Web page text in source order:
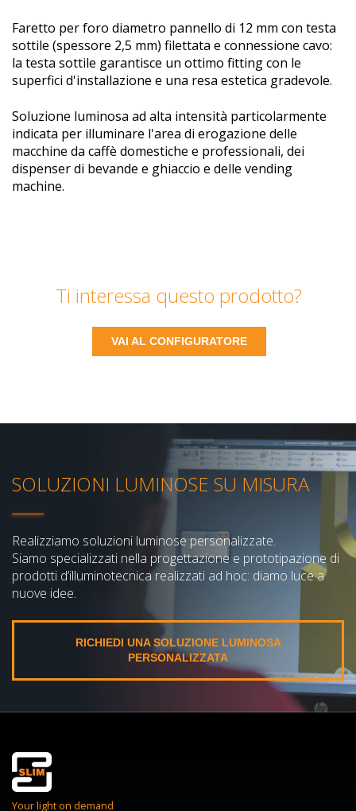
Faretto per foro diametro pannello di 12 mm con testa
sottile (spessore 2,5 mm) filettata e connessione cavo:
la testa sottile garantisce un ottimo fitting con le
superfici d'installazione e una resa estetica gradevole.
Soluzione luminosa ad alta intensità particolarmente
indicata per illuminare l'area di erogazione delle
macchine da caffè domestiche e professionali, dei
dispenser di bevande e ghiaccio e delle vending
machine.
Ti interessa questo prodotto?
VAI AL CONFIGURATORE
SOLUZIONI LUMINOSE SU MISURA
Realizziamo soluzioni luminose personalizzate.
Siamo specializzati nella progettazione e prototipazione di
prodotti d’illuminotecnica realizzati ad hoc: diamo luce a
nuove idee.
RICHIEDI UNA SOLUZIONE LUMINOSA
PERSONALIZZATA
Your light on demand